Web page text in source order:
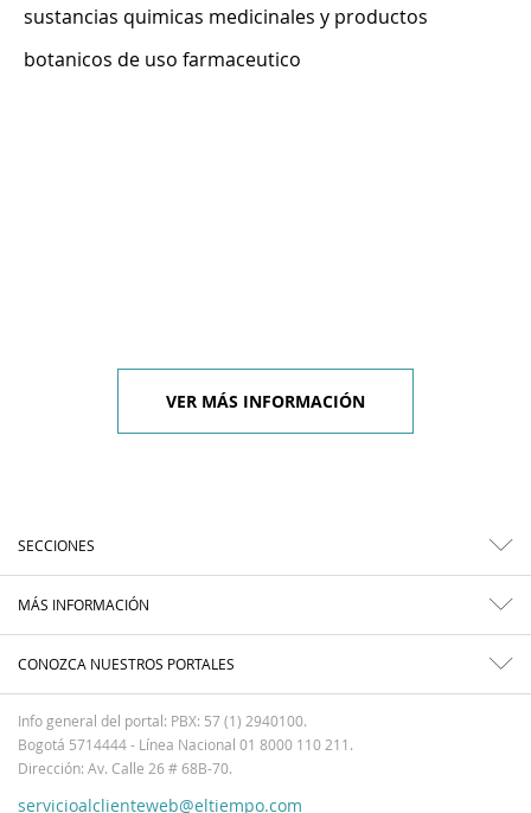
sustancias quimicas medicinales y productos
botanicos de uso farmaceutico
VER MÁS INFORMACIÓN
SECCIONES
MÁS INFORMACIÓN
CONOZCA NUESTROS PORTALES
Info general del portal: PBX: 57 (1) 2940100.
Bogotá 5714444 - Línea Nacional 01 8000 110 211.
Dirección: Av. Calle 26 # 68B-70.
servicioalclienteweb@eltiempo.com